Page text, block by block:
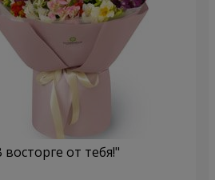
восторге от тебя!"